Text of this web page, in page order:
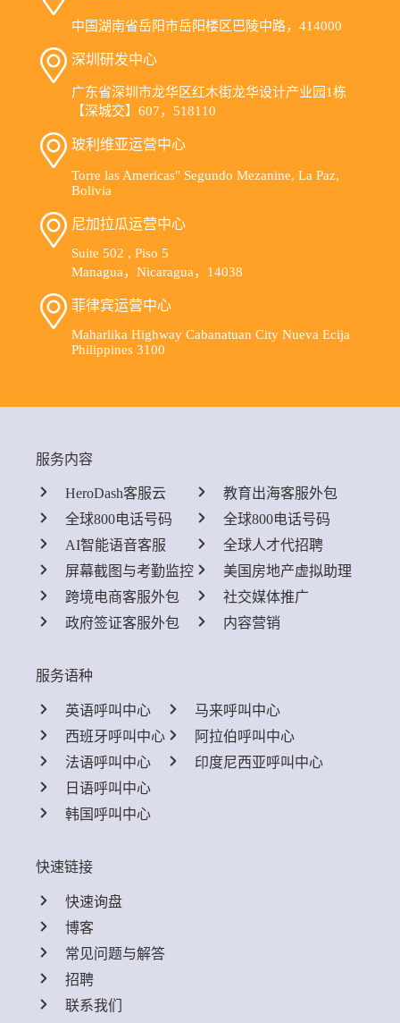
中国湖南省岳阳市岳阳楼区巴陵中路，414000
深圳研发中心
广东省深圳市龙华区红木街龙华设计产业园1栋
【深城交】607，518110
玻利维亚运营中心
Torre las Americas" Segundo Mezanine, La Paz,
Bolivia
尼加拉瓜运营中心
Suite 502 , Piso 5
Managua，Nicaragua，14038
菲律宾运营中心
Maharlika Highway Cabanatuan City Nueva Ecija
Philippines 3100
服务内容
HeroDash客服云
全球800电话号码
AI智能语音客服
屏幕截图与考勤监控
跨境电商客服外包
政府签证客服外包
教育出海客服外包
全球800电话号码
全球人才代招聘
美国房地产虚拟助理
社交媒体推广
内容营销
服务语种
英语呼叫中心
西班牙呼叫中心
法语呼叫中心
日语呼叫中心
韩国呼叫中心
马来呼叫中心
阿拉伯呼叫中心
印度尼西亚呼叫中心
快速链接
快速询盘
博客
常见问题与解答
招聘
联系我们